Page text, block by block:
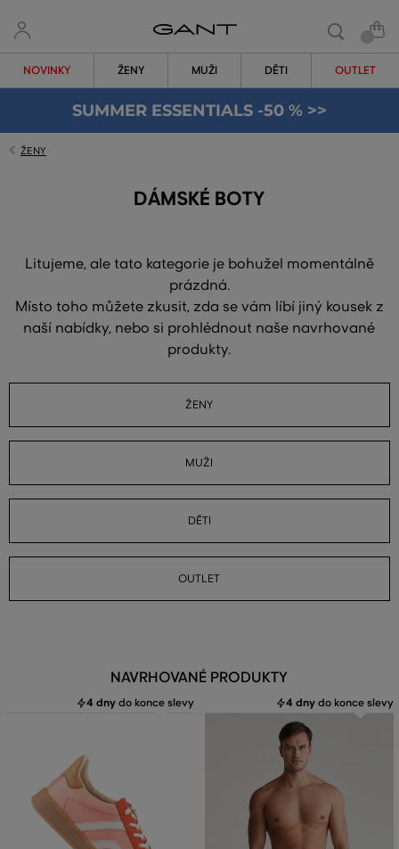
NOVINKY ŽENY MUŽI DĚTI OUTLET
SUMMER ESSENTIALS -50 % >>
ŽENY
DÁMSKÉ BOTY
Litujeme, ale tato kategorie je bohužel momentálně
prázdná.
Místo toho můžete zkusit, zda se vám líbí jiný kousek z
naší nabídky, nebo si prohlédnout naše navrhované
produkty.
ŽENY
MUŽI
DĚTI
OUTLET
NAVRHOVANÉ PRODUKTY
4 dny do konce slevy 4 dny do konce slevy